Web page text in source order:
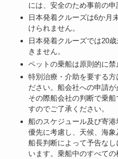
には、安全のため事前の申
日本発着クルーズは6か月
けられません。
日本発着クルーズでは20
きません。
ペットの乗船は原則的に禁
特別治療・介助を要する方
ださい。船会社への申請が
その際船会社の判断で乗
すのでご了承ください。
船のスケジュール及び寄
優先に考慮し、天候、海象
船長判断によって予告な
います。乗船中のすべて